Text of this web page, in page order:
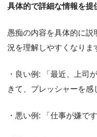
具体的で詳細な情報を提
愚痴の内容を具体的に説
況を理解しやすくなりま
・良い例: 「最近、上司
きて、プレッシャーを感
・悪い例: 「仕事が嫌です